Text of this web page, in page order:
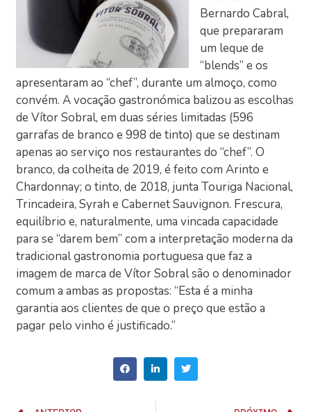
Bernardo Cabral,
que prepararam
um leque de
“blends” e os
apresentaram ao “chef”, durante um almoço, como
convém. A vocação gastronómica balizou as escolhas
de Vítor Sobral, em duas séries limitadas (596
garrafas de branco e 998 de tinto) que se destinam
apenas ao serviço nos restaurantes do “chef”. O
branco, da colheita de 2019, é feito com Arinto e
Chardonnay; o tinto, de 2018, junta Touriga Nacional,
Trincadeira, Syrah e Cabernet Sauvignon. Frescura,
equilíbrio e, naturalmente, uma vincada capacidade
para se “darem bem” com a interpretação moderna da
tradicional gastronomia portuguesa que faz a
imagem de marca de Vítor Sobral são o denominador
comum a ambas as propostas: “Esta é a minha
garantia aos clientes de que o preço que estão a
pagar pelo vinho é justificado.”